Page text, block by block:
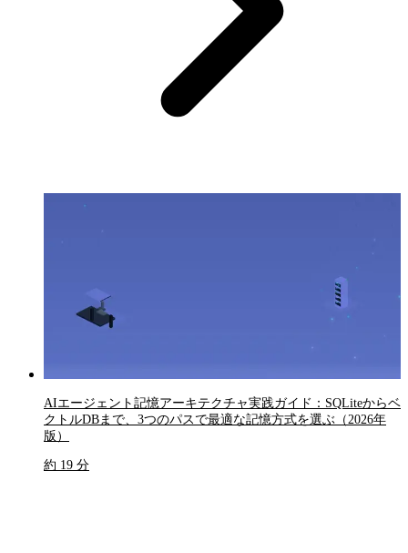
AIエージェント記憶アーキテクチャ実践ガイド：SQLiteからベ
クトルDBまで、3つのパスで最適な記憶方式を選ぶ（2026年
版）
約 19 分